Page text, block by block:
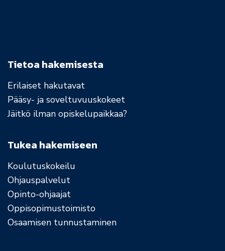
Tietoa hakemisesta
Erilaiset hakutavat
Pääsy- ja soveltuvuuskokeet
Jäitkö ilman opiskelupaikkaa?
Tukea hakemiseen
Koulutuskokeilu
Ohjauspalvelut
Opinto-ohjaajat
Oppisopimustoimisto
Osaamisen tunnustaminen